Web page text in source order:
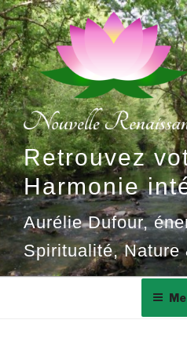
Aller
au
contenu
principal
Retrouvez
Harmonie
Aurélie Dufour,
Spiritualité, Nature